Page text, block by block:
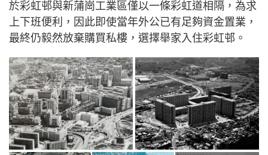
於彩虹邨與新蒲崗工業區僅以一條彩虹道相隔，為求
上下班便利，因此即使當年外公已有足夠資金置業，
最終仍毅然放棄購買私樓，選擇舉家入住彩虹邨。